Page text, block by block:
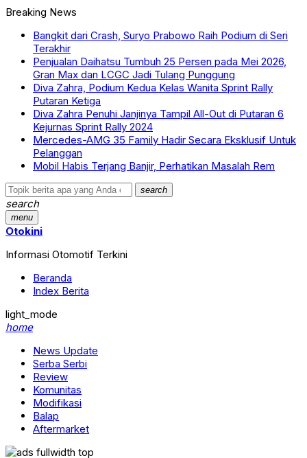
Breaking News
Bangkit dari Crash, Suryo Prabowo Raih Podium di Seri
Terakhir
Penjualan Daihatsu Tumbuh 25 Persen pada Mei 2026,
Gran Max dan LCGC Jadi Tulang Punggung
Diva Zahra, Podium Kedua Kelas Wanita Sprint Rally
Putaran Ketiga
Diva Zahra Penuhi Janjinya Tampil All-Out di Putaran 6
Kejurnas Sprint Rally 2024
Mercedes-AMG 35 Family Hadir Secara Eksklusif Untuk
Pelanggan
Mobil Habis Terjang Banjir, Perhatikan Masalah Rem
search
search
menu
Otokini
Informasi Otomotif Terkini
Beranda
Index Berita
light_mode
home
News Update
Serba Serbi
Review
Komunitas
Modifikasi
Balap
Aftermarket